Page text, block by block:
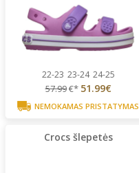
22-23 23-24 24-25
57.99€* 51.99€
NEMOKAMAS PRISTATYMAS
Crocs šlepetės